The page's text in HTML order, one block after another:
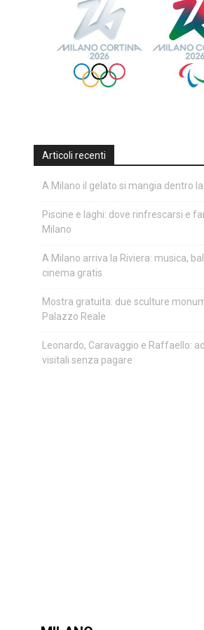
Articoli recenti
A Milano il gelato si mangia dentro
Piscine e laghi: dove rinfrescarsi e
Milano
A Milano arriva la Riviera: musica,
cinema gratis
Mostra gratuita: due sculture
Palazzo Reale
Leonardo, Caravaggio e Raffaello:
visitali senza pagare